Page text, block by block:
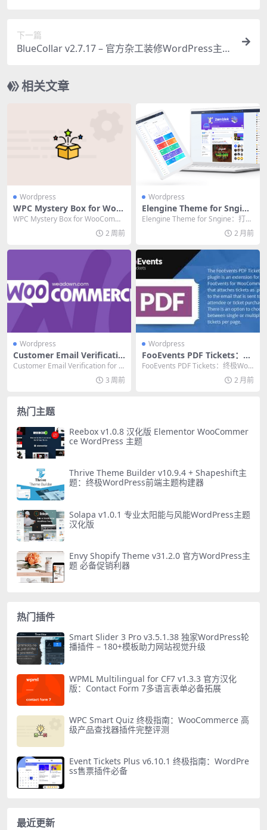
下一篇
BlueCollar v2.7.17 – 官方杂工装修WordPress主题
相关文章
Wordpress
WPC Mystery Box for Woo
Commerce 终极指南：用盲
WPC Mystery Box for WooComm
2 周前
Wordpress
Elengine Theme for Sngin
e：打造专业社交网站的终极
Elengine Theme for Sngine：打造
专业社交网站的终极主题 ...
2 月前
Wordpress
Customer Email Verificatio
n for WooCommerce 终极
指南：提升订单安全与用户真
Customer Email Verification for W
3 周前
Wordpress
FooEvents PDF Tickets：终
极WooCommerce票务插
件，零佣金销售专业活动门票
FooEvents PDF Tickets：终极Woo
2 月前
热门主题
Reebox v1.0.8 汉化版 Elementor WooCommer
ce WordPress 主题
Thrive Theme Builder v10.9.4 + Shapeshift主
题：终极WordPress前端主题构建器
Solapa v1.0.1 专业太阳能与风能WordPress主题
汉化版
Envy Shopify Theme v31.2.0 官方WordPress主
题 必备促销利器
热门插件
Smart Slider 3 Pro v3.5.1.38 独家WordPress轮
播插件 – 180+模板助力网站视觉升级
WPML Multilingual for CF7 v1.3.3 官方汉化
版：Contact Form 7多语言表单必备拓展
WPC Smart Quiz 终极指南：WooCommerce 高
级产品查找器插件完整评测
Event Tickets Plus v6.10.1 终极指南：WordPre
ss售票插件必备
最近更新